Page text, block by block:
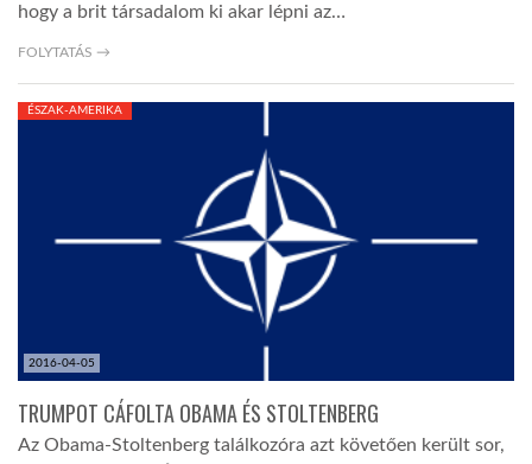
hogy a brit társadalom ki akar lépni az…
FOLYTATÁS →
2016-04-05
ÉSZAK-AMERIKA
TRUMPOT CÁFOLTA OBAMA ÉS STOLTENBERG
Az Obama-Stoltenberg találkozóra azt követően került sor,